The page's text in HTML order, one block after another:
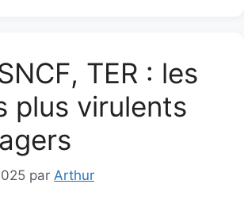
TER : les
plus virulents
par Arthur